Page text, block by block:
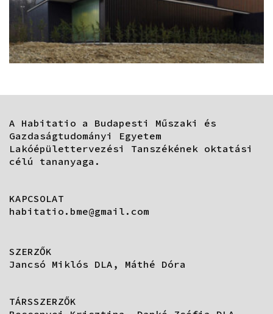
A Habitatio a Budapesti Műszaki és
Gazdaságtudományi Egyetem
Lakóépülettervezési Tanszékének oktatási
célú tananyaga.
KAPCSOLAT
habitatio.bme@gmail.com
SZERZŐK
Jancsó Miklós DLA, Máthé Dóra
TÁRSSZERZŐK